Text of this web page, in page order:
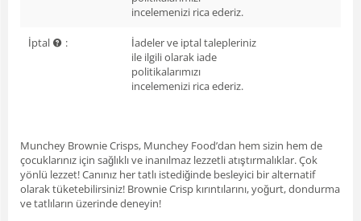
incelemenizi rica ederiz.
İptal :
İadeler ve iptal talepleriniz
ile ilgili olarak iade
politikalarımızı
incelemenizi rica ederiz.
Munchey Brownie Crisps, Munchey Food’dan hem sizin hem de
çocuklarınız için sağlıklı ve inanılmaz lezzetli atıştırmalıklar. Çok
yönlü lezzet! Canınız her tatlı istediğinde besleyici bir alternatif
olarak tüketebilirsiniz! Brownie Crisp kırıntılarını, yoğurt, dondurma
ve tatlıların üzerinde deneyin!